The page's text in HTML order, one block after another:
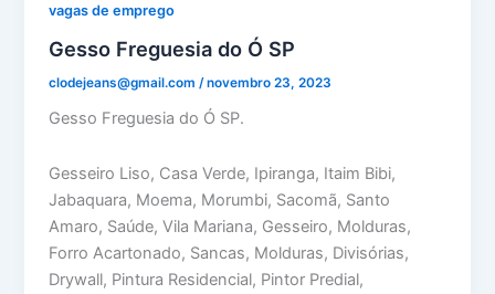
vagas de emprego
Gesso Freguesia do Ó SP
clodejeans@gmail.com /novembro 23, 2023
Gesso Freguesia do Ó SP.
Gesseiro Liso, Casa Verde, Ipiranga, Itaim Bibi,
Jabaquara, Moema, Morumbi, Sacomã, Santo
Amaro, Saúde, Vila Mariana, Gesseiro, Molduras,
Forro Acartonado, Sancas, Molduras, Divisórias,
Drywall, Pintura Residencial, Pintor Predial,